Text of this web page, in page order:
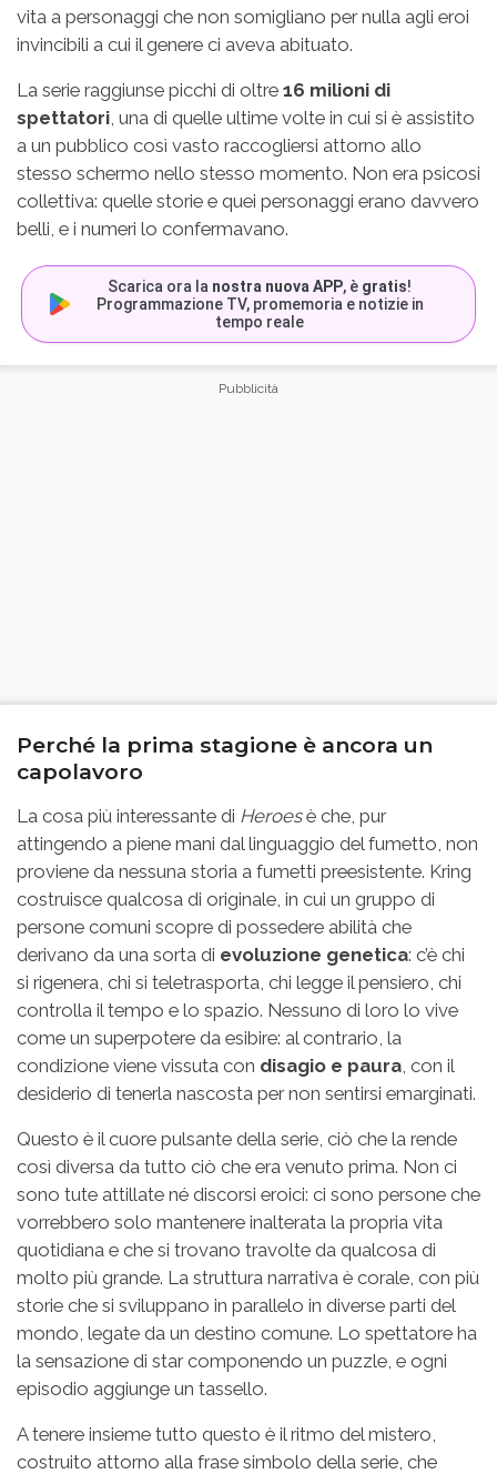
vita a personaggi che non somigliano per nulla agli eroi
invincibili a cui il genere ci aveva abituato.
La serie raggiunse picchi di oltre 16 milioni di
spettatori, una di quelle ultime volte in cui si è assistito
a un pubblico così vasto raccogliersi attorno allo
stesso schermo nello stesso momento. Non era psicosi
collettiva: quelle storie e quei personaggi erano davvero
belli, e i numeri lo confermavano.
Scarica ora la nostra nuova APP, è gratis!
Programmazione TV, promemoria e notizie in
tempo reale
Perché la prima stagione è ancora un
capolavoro
La cosa più interessante di Heroesè che, pur
attingendo a piene mani dal linguaggio del fumetto, non
proviene da nessuna storia a fumetti preesistente. Kring
costruisce qualcosa di originale, in cui un gruppo di
persone comuni scopre di possedere abilità che
derivano da una sorta di evoluzione genetica: c’è chi
si rigenera, chi si teletrasporta, chi legge il pensiero, chi
controlla il tempo e lo spazio. Nessuno di loro lo vive
come un superpotere da esibire: al contrario, la
condizione viene vissuta con disagio e paura, con il
desiderio di tenerla nascosta per non sentirsi emarginati.
Questo è il cuore pulsante della serie, ciò che la rende
così diversa da tutto ciò che era venuto prima. Non ci
sono tute attillate né discorsi eroici: ci sono persone che
vorrebbero solo mantenere inalterata la propria vita
quotidiana e che si trovano travolte da qualcosa di
molto più grande. La struttura narrativa è corale, con più
storie che si sviluppano in parallelo in diverse parti del
mondo, legate da un destino comune. Lo spettatore ha
la sensazione di star componendo un puzzle, e ogni
episodio aggiunge un tassello.
A tenere insieme tutto questo è il ritmo del mistero,
costruito attorno alla frase simbolo della serie, che